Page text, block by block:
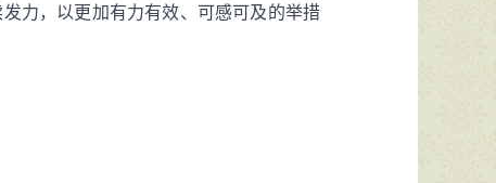
力，以更加有力有效、可感可及的举措